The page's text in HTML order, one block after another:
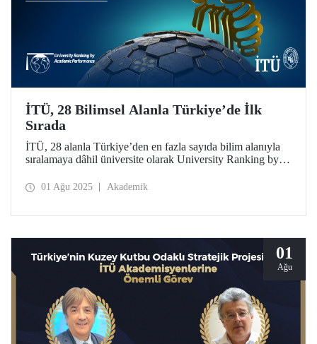
İTÜ, 28 Bilimsel Alanla Türkiye’de İlk
Sırada
İTÜ, 28 alanla Türkiye’den en fazla sayıda bilim alanıyla
sıralamaya dâhil üniversite olarak University Ranking by
2024-2025 Dünya Alan Sıralamasında 20 alanda Türkiye
01 Ağu 2025 Akademik
01
Ağu